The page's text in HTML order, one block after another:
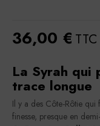
36,00 € TTC
La Syrah qui
trace longue
Il y a des Côte-Rôtie
finesse, presque en